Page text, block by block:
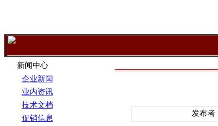
新闻中心
企业新闻
业内资讯
技术文档
促销信息
发布者